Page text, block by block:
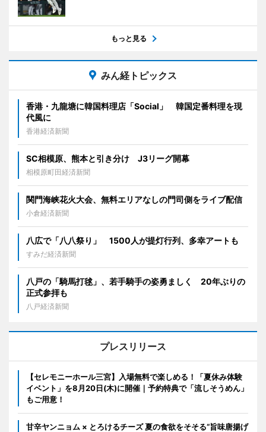
もっと見る
みん経トピックス
香港・九龍塘に韓国料理店「Social」 韓国定番料理を現
代風に
香港経済新聞
SC相模原、熊本と引き分け J3リーグ開幕
相模原町田経済新聞
関門海峡花火大会、無料エリアなしの門司側をライブ配信
小倉経済新聞
八広で「八八祭り」 1500人が提灯行列、多幸アートも
すみだ経済新聞
八戸の「騎馬打毬」、若手騎手の姿勇ましく 20年ぶりの
正式参拝も
八戸経済新聞
プレスリリース
【セレモニーホール三宮】入場無料で楽しめる！「夏休み体験
イベント」を8月20日(木)に開催｜予約特典で「流しそうめん」
もご用意！
甘辛ヤンニョム × とろけるチーズ 夏の食欲をそそる“旨味唐揚げ